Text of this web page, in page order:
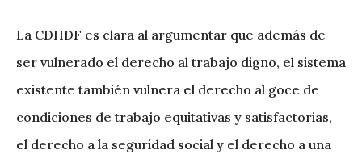
La CDHDF es clara al argumentar que además de
ser vulnerado el derecho al trabajo digno, el sistema
existente también vulnera el derecho al goce de
condiciones de trabajo equitativas y satisfactorias,
el derecho a la seguridad social y el derecho a una